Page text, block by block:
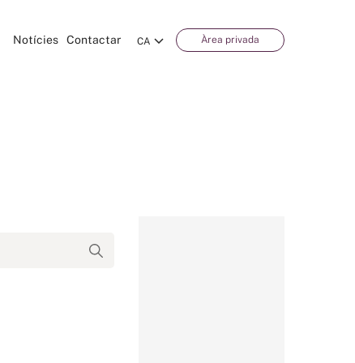
CA Àrea privada
Notícies Contactar